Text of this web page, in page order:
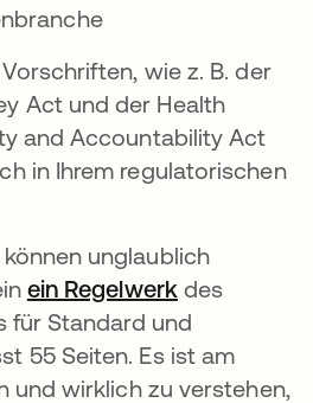
wie z. B. der
Act und der Health
and Accountability Act
in Ihrem regulatorischen
unglaublich
ein Regelwerk wird in
des
für Standard und
55 Seiten. Es ist am
und wirklich zu verstehen,